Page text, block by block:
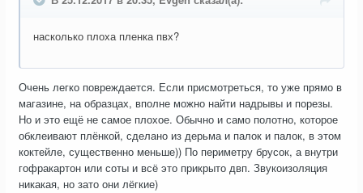
насколько плоха пленка пвх?
Очень легко повреждается. Если присмотреться, то уже прямо в
магазине, на образцах, вполне можно найти надрывы и порезы.
Но и это ещё не самое плохое. Обычно и само полотно, которое
обклеивают плёнкой, сделано из дерьма и палок и палок, в этом
коктейле, существенно меньше)) По периметру брусок, а внутри
гофракартон или соты и всё это прикрыто двп. Звукоизоляция
никакая, но зато они лёгкие)